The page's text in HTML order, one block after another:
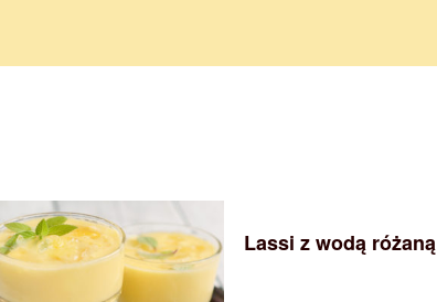
Lassi z wodą różaną